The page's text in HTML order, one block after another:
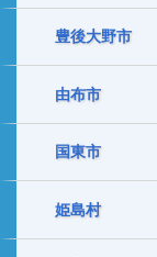
豊後大野市
由布市
国東市
姫島村